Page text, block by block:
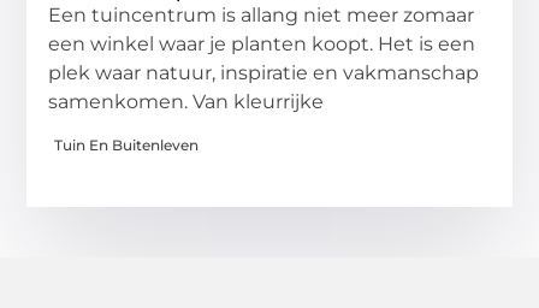
Een tuincentrum is allang niet meer zomaar
een winkel waar je planten koopt. Het is een
plek waar natuur, inspiratie en vakmanschap
samenkomen. Van kleurrijke
Tuin En Buitenleven